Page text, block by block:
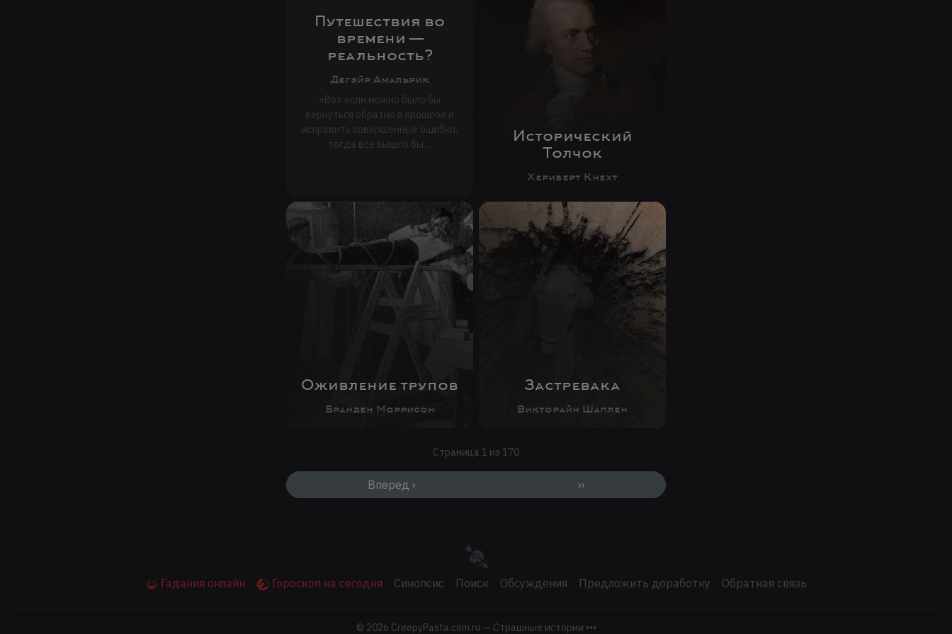
Путешествия во
времени —
реальность?
Дегэйр Амальрик
«Вот если можно было бы
вернуться обратно в прошлое и
исправить совершенные ошибки,
тогда все вышло бы…
Исторический
Толчок
Хериберт Кнехт
Оживление трупов
Бранден Моррисон
Застревака
Викторайн Шаплен
Страница 1 из 170
Вперед › ››
Гадания онлайн Гороскоп на сегодня Синопсис Поиск Обсуждения Предложить доработку Обратная связь
© 2026 CreepyPasta.com.ru — Страшные истории •••